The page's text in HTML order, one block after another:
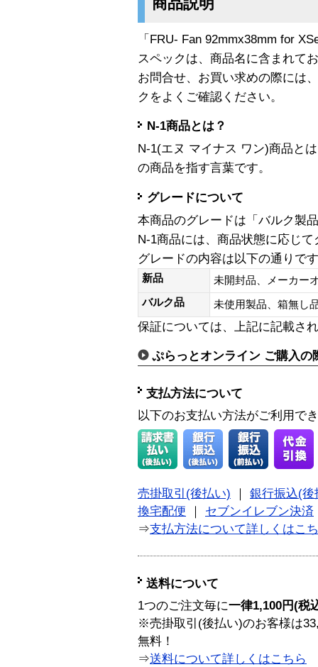
「FRU- Fan 92mmx38mm for
スペックは、商品名に含まれて
お問合せ、お買い求めの際には
クをよくご確認ください。
N-1商品とは？
N-1(エヌ マイナス ワン)商品と
の商品を指す言葉です。
グレードについて
本商品のグレードは「バルク製
N-1商品には、商品状態に応じ
グレードの内容は以下の通りで
新品
未開封品、メーカー
バルク品
未使用製品、箱無
保証については、上記に記載さ
ぷらっとオンライン ご購入の
支払方法について
以下のお支払い方法がご利用で
売掛取引(後払い)
銀行振込(後
換宅配便
セブンイレブン決済
⇒支払方法について詳しくはこ
送料について
1つのご注文毎に一律1,100円(税
※売掛取引(後払い)のお客様は
無料！
⇒送料について詳しくはこちら